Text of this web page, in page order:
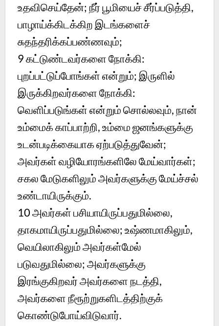
உதவிசெய்தேன்; நீர் பூமியைச் சீர்ப்படுத்தி,
பாழாய்க்கிடக்கிற இடங்களைச்
சுதந்தரிக்கப்பண்ணவும்;
9 கட்டுண்டவர்களை நோக்கி:
புறப்பட்டுப்போங்கள் என்றும்; இருளில்
இருக்கிறவர்களை நோக்கி:
வெளிப்படுங்கள் என்றும் சொல்லவும், நான்
உம்மைக் காப்பாற்றி, உம்மை ஜனங்களுக்கு
உடன்படிக்கையாக ஏற்படுத்துவேன்;
அவர்கள் வழியோரங்களிலே மேய்வார்கள்;
சகல மேடுகளிலும் அவர்களுக்கு மேய்ச்சல்
உண்டாயிருக்கும்.
10 அவர்கள் பசியாயிருப்பதுமில்லை,
தாகமாயிருப்பதுமில்லை; உஷ்ணமாகிலும்,
வெயிலாகிலும் அவர்கள்மேல்
படுவதுமில்லை; அவர்களுக்கு
இரங்குகிறவர் அவர்களை நடத்தி,
அவர்களை நீரூற்றுகளிடத்திற்குக்
கொண்டுபோய்விடுவார்.